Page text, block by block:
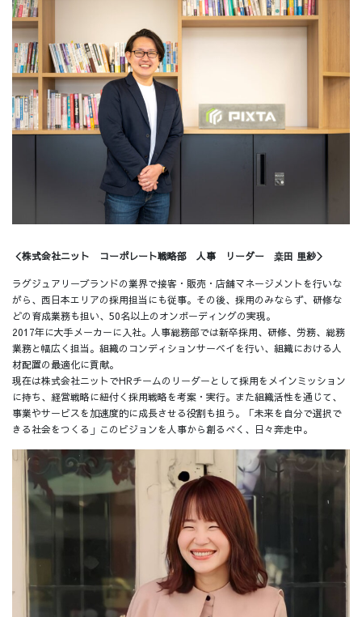
＜株式会社ニット コーポレート戦略部 人事 リーダー 桒田 里紗＞
ラグジュアリーブランドの業界で接客・販売・店舗マネージメントを行いな
がら、西日本エリアの採用担当にも従事。その後、採用のみならず、研修な
どの育成業務も担い、50名以上のオンボーディングの実現。
2017年に大手メーカーに入社。人事総務部では新卒採用、研修、労務、総務
業務と幅広く担当。組織のコンディションサーベイを行い、組織における人
材配置の最適化に貢献。
現在は株式会社ニットでHRチームのリーダーとして採用をメインミッション
に持ち、経営戦略に紐付く採用戦略を考案・実行。また組織活性を通じて、
事業やサービスを加速度的に成長させる役割も担う。「未来を自分で選択で
きる社会をつくる」このビジョンを人事から創るべく、日々奔走中。